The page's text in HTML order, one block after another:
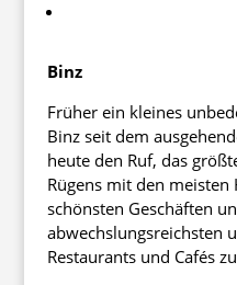
Binz
Früher ein kleines
Binz seit dem
heute den Ruf, das
Rügens mit den
schönsten Geschäften
abwechslungsreichsten
Restaurants und Cafés